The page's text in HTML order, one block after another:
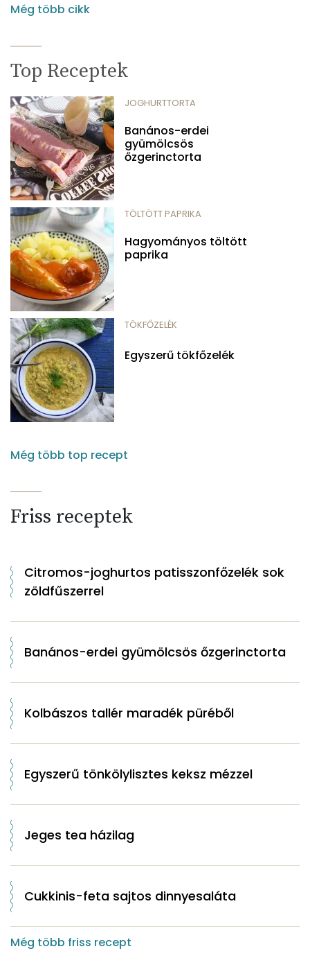
Még több cikk
Top Receptek
JOGHURTTORTA
Banános-erdei
gyümölcsös
őzgerinctorta
TÖLTÖTT PAPRIKA
Hagyományos töltött
paprika
TÖKFŐZELÉK
Egyszerű tökfőzelék
Még több top recept
Friss receptek
Citromos-joghurtos patisszonfőzelék sok
zöldfűszerrel
Banános-erdei gyümölcsös őzgerinctorta
Kolbászos tallér maradék püréből
Egyszerű tönkölylisztes keksz mézzel
Jeges tea házilag
Cukkinis-feta sajtos dinnyesaláta
Még több friss recept